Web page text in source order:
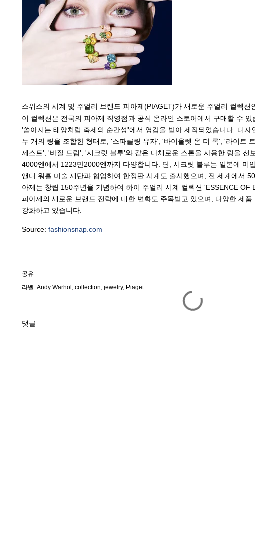
스위스의 시계 및 주얼리 브랜드 피아제(PIAGET)가 새로운 주얼리 컬렉
이 컬렉션은 전국의 피아제 직영점과 공식 온라인 스토어에서 구매할 수
'쏟아지는 태양처럼 축제의 순간성'에서 영감을 받아 제작되었습니다. 디
두 개의 링을 조합한 형태로, '스파클링 유자', '바이올렛 온 더 록', '라이트
제스트', '바질 드림', '시크릿 블루'와 같은 다채로운 스톤을 사용한 링을 선
4000엔에서 1223만2000엔까지 다양합니다. 단, 시크릿 블루는 일본에 미
앤디 워홀 미술 재단과 협업하여 한정판 시계도 출시했으며, 전 세계에서
아제는 창립 150주년을 기념하여 하이 주얼리 시계 컬렉션 'ESSENCE OF
피아제의 새로운 브랜드 전략에 대한 변화도 주목받고 있으며, 다양한 제
강화하고 있습니다.
Source: fashionsnap.com
공유
라벨: Andy Warhol collection jewelry Piaget
댓글